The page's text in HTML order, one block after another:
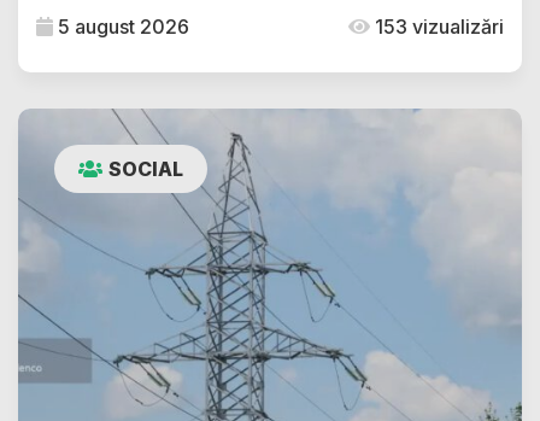
5 august 2026 153 vizualizări
SOCIAL